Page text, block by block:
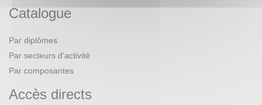
Catalogue
Par diplômes
Par secteurs d’activité
Par composantes
Accès directs